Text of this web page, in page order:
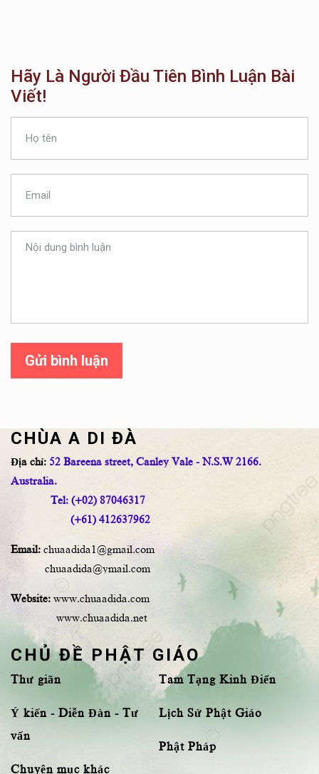
Hãy Là Người Đầu Tiên Bình Luận Bài
Viết!
Gửi bình luận
CHÙA A DI ĐÀ
Địa chỉ: 52 Bareena street, Canley Vale - N.S.W 2166.
Australia.
Tel: (+02) 87046317
(+61) 412637962
Email: chuaadida1@gmail.com
chuaadida@ymail.com
Website: www.chuaadida.com
www.chuaadida.net
CHỦ ĐỀ PHẬT GIÁO
Thư giãn
Ý kiến - Diễn Đàn - Tư
vấn
Chuyên mục khác
Tam Tạng Kinh Điển
Lịch Sử Phật Giáo
Phật Pháp